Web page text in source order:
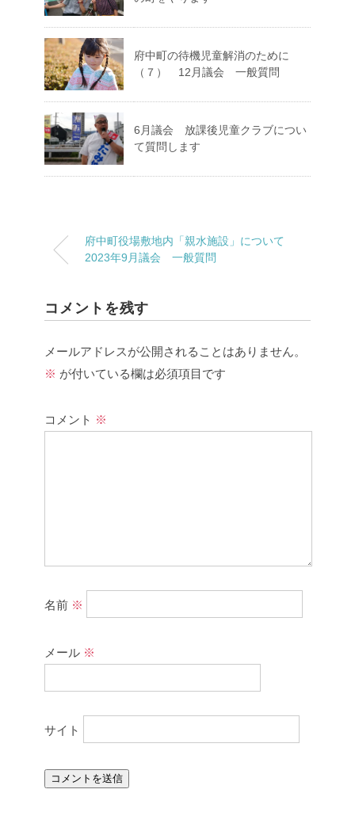
府中町の待機児童解消のために
（７） 12月議会 一般質問
6月議会 放課後児童クラブについ
て質問します
府中町役場敷地内「親水施設」について
2023年9月議会 一般質問
コメントを残す
メールアドレスが公開されることはありません。
※ が付いている欄は必須項目です
コメント ※
名前 ※
メール ※
サイト